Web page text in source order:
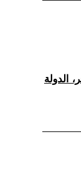
الدولة